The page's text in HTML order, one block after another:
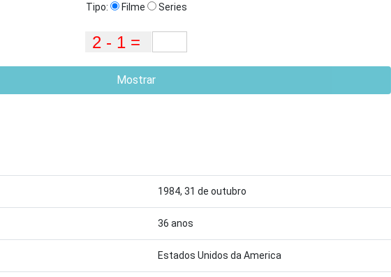
Tipo: Filme Series
Mostrar
1984, 31 de outubro
36 anos
Estados Unidos da America